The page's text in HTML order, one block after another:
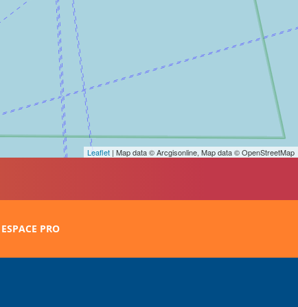
Leaflet | Map data © Arcgisonline, Map data © OpenStreetMap
ESPACE PRO